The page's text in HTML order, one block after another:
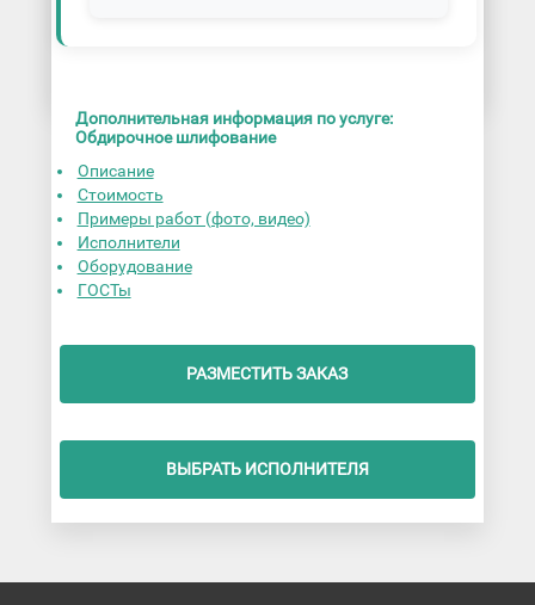
Дополнительная информация по услуге:
Обдирочное шлифование
Описание
Стоимость
Примеры работ (фото, видео)
Исполнители
Оборудование
ГОСТы
РАЗМЕСТИТЬ ЗАКАЗ
ВЫБРАТЬ ИСПОЛНИТЕЛЯ